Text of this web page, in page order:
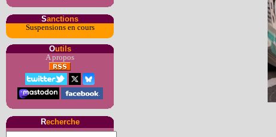
Sanctions
Suspensions en cours
Outils
A propos
Recherche